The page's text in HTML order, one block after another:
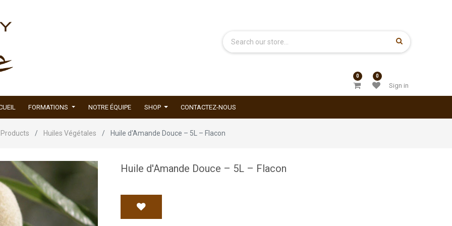
0 0
Sign in
FORMATIONS NOTRE ÉQUIPE SHOP CONTACTEZ-NOUS
Products Huiles Végétales Huile d'Amande Douce – 5L – Flacon
Huile d'Amande Douce – 5L – Flacon